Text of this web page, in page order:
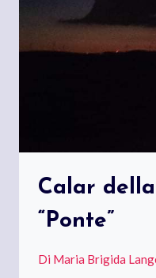
Calar
“Ponte”
Di Maria Brigida